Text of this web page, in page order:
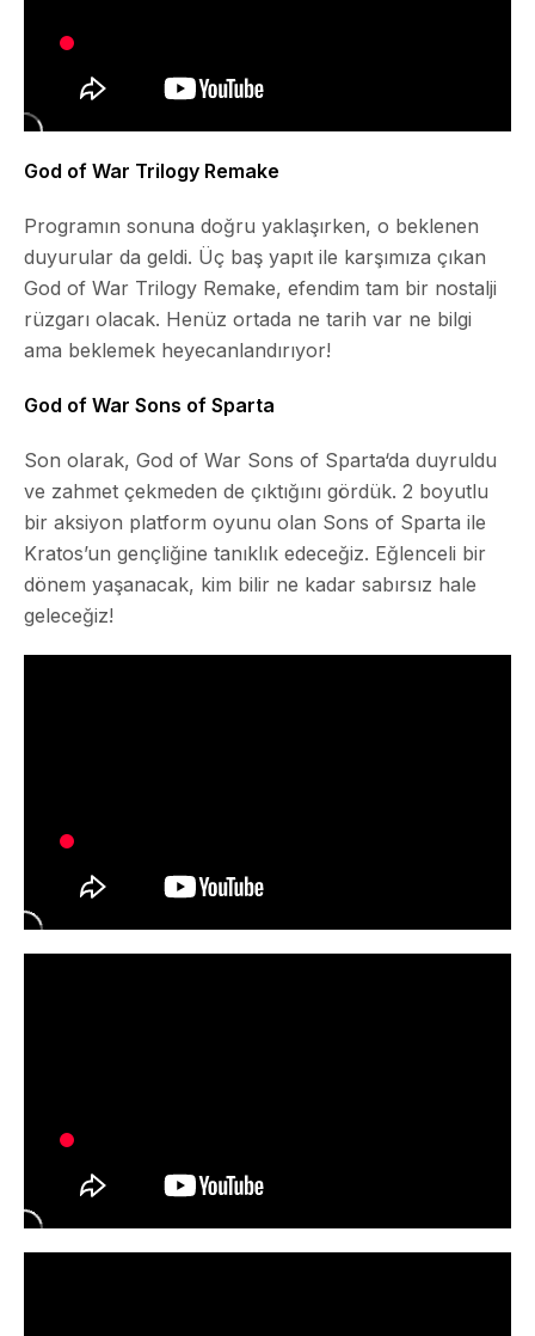
God of War Trilogy Remake
Programın sonuna doğru yaklaşırken, o beklenen
duyurular da geldi. Üç baş yapıt ile karşımıza çıkan
God of War Trilogy Remake, efendim tam bir nostalji
rüzgarı olacak. Henüz ortada ne tarih var ne bilgi
ama beklemek heyecanlandırıyor!
God of War Sons of Sparta
Son olarak, God of War Sons of Sparta‘da duyruldu
ve zahmet çekmeden de çıktığını gördük. 2 boyutlu
bir aksiyon platform oyunu olan Sons of Sparta ile
Kratos’un gençliğine tanıklık edeceğiz. Eğlenceli bir
dönem yaşanacak, kim bilir ne kadar sabırsız hale
geleceğiz!